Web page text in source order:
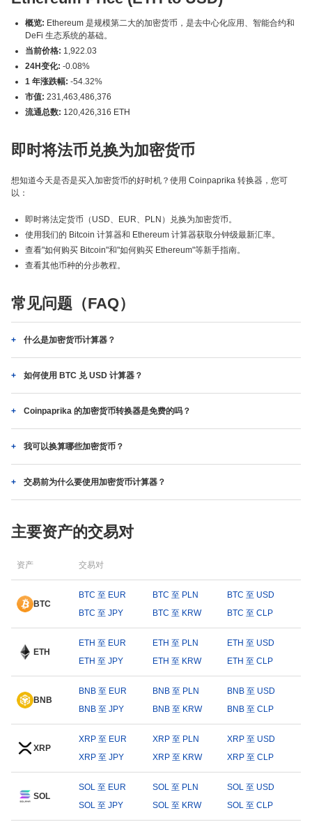
概览: Ethereum 是规模第二大的加密货币，是去中心化应用、智能合约和
DeFi 生态系统的基础。
当前价格: 1,922.03
24H变化: -0.08%
1 年涨跌幅: -54.32%
市值: 231,463,486,376
流通总数: 120,426,316 ETH
即时将法币兑换为加密货币
想知道今天是否是买入加密货币的好时机？使用 Coinpaprika 转换器，您可
以：
即时将法定货币（USD、EUR、PLN）兑换为加密货币。
使用我们的 Bitcoin 计算器和 Ethereum 计算器获取分钟级最新汇率。
查看"如何购买 Bitcoin"和"如何购买 Ethereum"等新手指南。
查看其他币种的分步教程。
常见问题（FAQ）
什么是加密货币计算器？
如何使用 BTC 兑 USD 计算器？
Coinpaprika 的加密货币转换器是免费的吗？
我可以换算哪些加密货币？
交易前为什么要使用加密货币计算器？
主要资产的交易对
资产 交易对
BTC
BTC 至 EUR BTC 至 PLN
BTC 至 USD
BTC 至 JPY
BTC 至 KRW BTC 至 CLP
ETH
ETH 至 EUR ETH 至 PLN
ETH 至 USD
ETH 至 JPY
ETH 至 KRW ETH 至 CLP
BNB
BNB 至 EUR BNB 至 PLN
BNB 至 USD
BNB 至 JPY
BNB 至 KRW BNB 至 CLP
XRP
XRP 至 EUR XRP 至 PLN
XRP 至 USD
XRP 至 JPY
XRP 至 KRW XRP 至 CLP
SOL
SOL 至 EUR SOL 至 PLN
SOL 至 USD
SOL 至 JPY
SOL 至 KRW SOL 至 CLP